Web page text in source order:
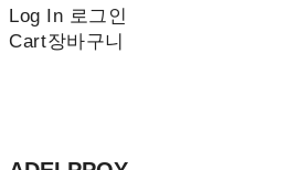
Log In 로그인
Cart장바구니